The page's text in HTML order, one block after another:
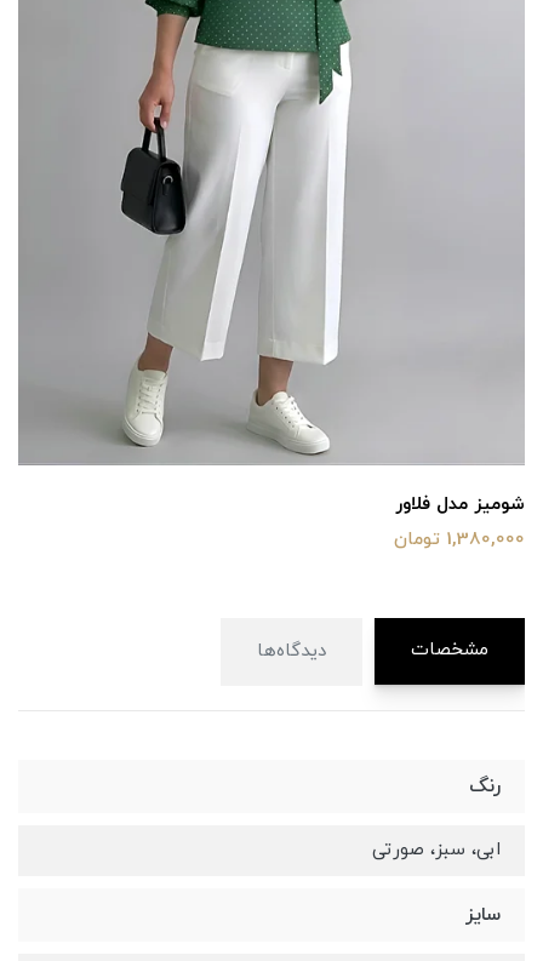
شومیز مدل فلاور
1,380,000 تومان
مشخصات دیدگاه‌ها
رنگ
ابی، سبز، صورتی
سایز